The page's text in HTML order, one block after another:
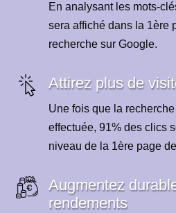
En analysant les mots-
sera affiché dans la 1ère
recherche sur Google.
Attirez plus de
Une fois que la
effectuée, 91% des clics
niveau de la 1ère page
Augmentez
rendements